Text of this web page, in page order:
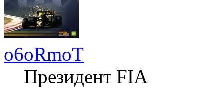
o6oRmoT
Президент FIA